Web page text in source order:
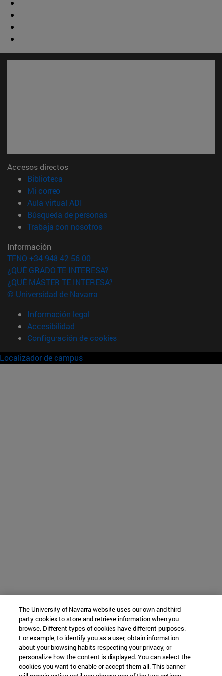
Accesos directos
Biblioteca
Mi correo(abre en nueva ventana)
Aula virtual ADI
Búsqueda de personas(abre en nueva ventana)
Trabaja con nosotros(abre en nueva ventana)
Información
TFNO +34 948 42 56 00
¿QUÉ GRADO TE INTERESA?
¿QUÉ MÁSTER TE INTERESA?
© Universidad de Navarra
Información legal
Accesibilidad
Configuración de cookies
Localizador de campus
The University of Navarra website uses our own and third-
party cookies to store and retrieve information when you
browse. Different types of cookies have different purposes.
For example, to identify you as a user, obtain information
about your browsing habits respecting your privacy, or
personalize how the content is displayed. You can select the
cookies you want to enable or accept them all. This banner